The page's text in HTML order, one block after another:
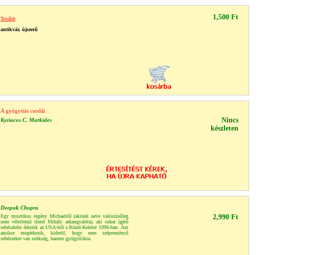
1,500 Ft
Tovább
antikvár, újszerű
A gyógyítás csodái
Kyriacos C. Markides
Nincs
készleten
Deepak Chopra
Egy misztikus regény Michaelről (akinek neve valószínűleg
nem véletlenül rímel Mihály arkangyaléra), aki sokat ígérő
sebészként érkezik az USA-ból a Közel-Keletre 1996-ban. Ám
amikor megérkezik, kiderül, hogy nem szépreményű
sebészekre van szükség, hanem gyógyítókra.
2,990 Ft